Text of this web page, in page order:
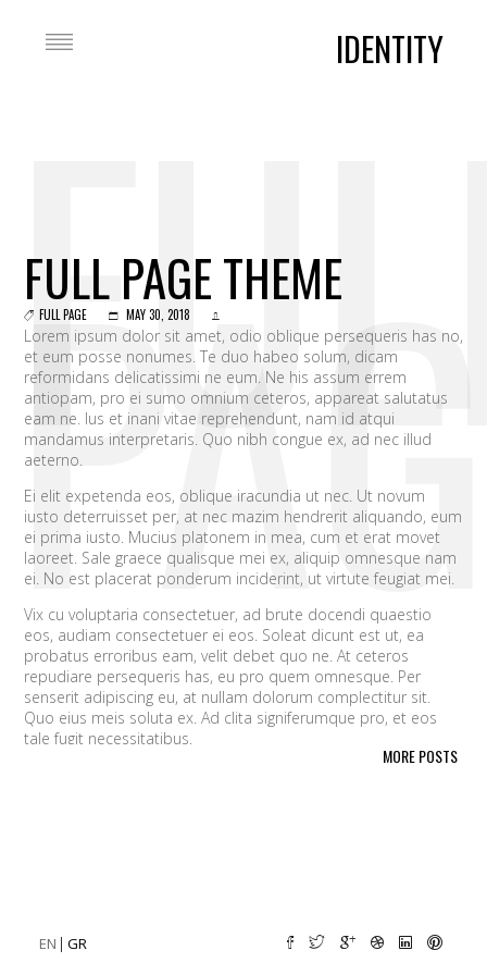
IDENTITY
EN GR
FULL PAGE THEME
FULL PAGE MAY 30, 2018
Lorem ipsum dolor sit amet, odio oblique persequeris has no,
et eum posse nonumes. Te duo habeo solum, dicam
reformidans delicatissimi ne eum. Ne his assum errem
antiopam, pro ei sumo omnium ceteros, appareat salutatus
eam ne. Ius et inani vitae reprehendunt, nam id atqui
mandamus interpretaris. Quo nibh congue ex, ad nec illud
aeterno.
Ei elit expetenda eos, oblique iracundia ut nec. Ut novum
iusto deterruisset per, at nec mazim hendrerit aliquando, eum
ei prima iusto. Mucius platonem in mea, cum et erat movet
laoreet. Sale graece qualisque mei ex, aliquip omnesque nam
ei. No est placerat ponderum inciderint, ut virtute feugiat mei.
Vix cu voluptaria consectetuer, ad brute docendi quaestio
eos, audiam consectetuer ei eos. Soleat dicunt est ut, ea
probatus erroribus eam, velit debet quo ne. At ceteros
repudiare persequeris has, eu pro quem omnesque. Per
senserit adipiscing eu, at nullam dolorum complectitur sit.
Quo eius meis soluta ex. Ad clita signiferumque pro, et eos
tale fugit necessitatibus.
nullam placerat ne pri. Vix ea convenire iracundia abhorreant.
MORE POSTS